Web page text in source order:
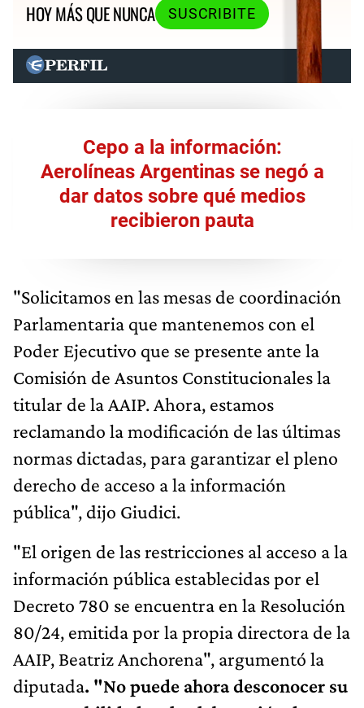
HOY MÁS QUE NUNCA
SUSCRIBITE
Cepo a la información:
Aerolíneas Argentinas se negó a
dar datos sobre qué medios
recibieron pauta
"Solicitamos en las mesas de coordinación
Parlamentaria que mantenemos con el
Poder Ejecutivo que se presente ante la
Comisión de Asuntos Constitucionales la
titular de la AAIP. Ahora, estamos
reclamando la modificación de las últimas
normas dictadas, para garantizar el pleno
derecho de acceso a la información
pública", dijo Giudici.
"El origen de las restricciones al acceso a la
información pública establecidas por el
Decreto 780 se encuentra en la Resolución
80/24, emitida por la propia directora de la
AAIP, Beatriz Anchorena", argumentó la
diputada. "No puede ahora desconocer su